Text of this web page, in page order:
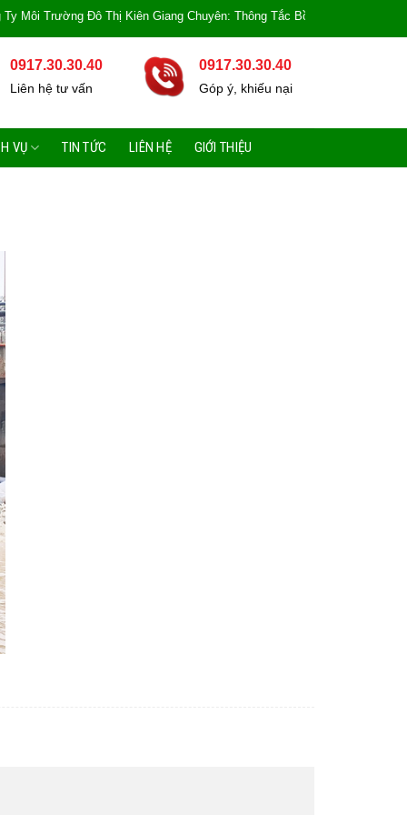
Đô Thị Kiên Giang Chuyên: Thông Tắc Bồn Cầu, Tắc Cống, Tắc
0917.30.30.40
Liên hệ tư vấn
0917.30.30.40
Góp ý, khiếu nại
VỤ TIN TỨC LIÊN HỆ GIỚI THIỆU